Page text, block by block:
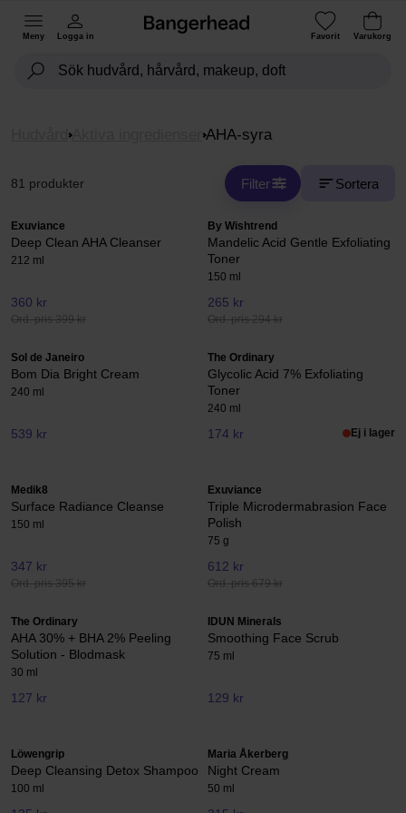
Meny Logga in Favorit Varukorg
Aktiva ingredienser AHA-syra
81 produkter Filter Sortera
Exuviance
Deep Clean AHA Cleanser
212 ml
360 kr
Ord. pris 399 kr
By Wishtrend
Mandelic Acid Gentle Exfoliating
Toner
150 ml
265 kr
Ord. pris 294 kr
Sol de Janeiro
Bom Dia Bright Cream
240 ml
539 kr
The Ordinary
Glycolic Acid 7% Exfoliating
Toner
240 ml
174 kr Ej i lager
Medik8
Surface Radiance Cleanse
150 ml
347 kr
Ord. pris 395 kr
Exuviance
Triple Microdermabrasion Face
Polish
75 g
612 kr
Ord. pris 679 kr
The Ordinary
AHA 30% + BHA 2% Peeling
Solution - Blodmask
30 ml
127 kr
IDUN Minerals
Smoothing Face Scrub
75 ml
129 kr
Löwengrip
Deep Cleansing Detox Shampoo
100 ml
Maria Åkerberg
Night Cream
50 ml